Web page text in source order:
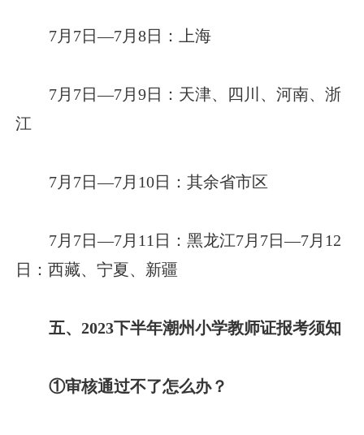
7月7日—7月8日：上海
7月7日—7月9日：天津、四川、河南、浙
江
7月7日—7月10日：其余省市区
7月7日—7月11日：黑龙江7月7日—7月12
日：西藏、宁夏、新疆
五、2023下半年潮州小学教师证报考须知
①审核通过不了怎么办？